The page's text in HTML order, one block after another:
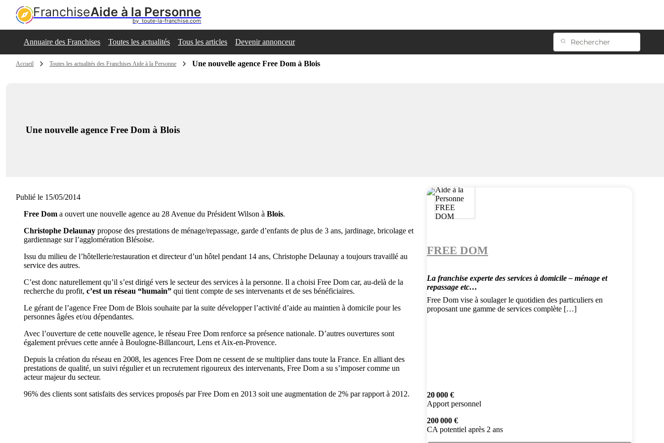
FranchiseAide à la Personne
by  toute-la-franchise.com
Annuaire des Franchises Toutes les actualités Tous les articles Devenir annonceur
Accueil Toutes les actualités des Franchises Aide à la Personne Une nouvelle agence Free Dom à Blois
Une nouvelle agence Free Dom à Blois
Publié le 15/05/2014
Free Dom a ouvert une nouvelle agence au 28 Avenue du Président Wilson à Blois.
Christophe Delaunay propose des prestations de ménage/repassage, garde d’enfants de plus de 3 ans, jardinage, bricolage et
gardiennage sur l’agglomération Blésoise.
Issu du milieu de l’hôtellerie/restauration et directeur d’un hôtel pendant 14 ans, Christophe Delaunay a toujours travaillé au
service des autres.
C’est donc naturellement qu’il s’est dirigé vers le secteur des services à la personne. Il a choisi Free Dom car, au-delà de la
recherche du profit, c’est un réseau “humain” qui tient compte de ses intervenants et de ses bénéficiaires.
Le gérant de l’agence Free Dom de Blois souhaite par la suite développer l’activité d’aide au maintien à domicile pour les
personnes âgées et/ou dépendantes.
Avec l’ouverture de cette nouvelle agence, le réseau Free Dom renforce sa présence nationale. D’autres ouvertures sont
également prévues cette année à Boulogne-Billancourt, Lens et Aix-en-Provence.
Depuis la création du réseau en 2008, les agences Free Dom ne cessent de se multiplier dans toute la France. En alliant des
prestations de qualité, un suivi régulier et un recrutement rigoureux des intervenants, Free Dom a su s’imposer comme un
acteur majeur du secteur.
96% des clients sont satisfaits des services proposés par Free Dom en 2013 soit une augmentation de 2% par rapport à 2012.
FREE DOM
La franchise experte des services à domicile – ménage et
repassage etc…
Free Dom vise à soulager le quotidien des particuliers en
proposant une gamme de services complète […]
20 000 €
Apport personnel
200 000 €
CA potentiel après 2 ans